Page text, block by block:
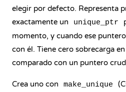
elegir por defecto. Representa
exactamente un
unique_ptr
momento, y cuando ese
con él. Tiene cero sobrecarga
comparado con un puntero
Crea uno con make_unique